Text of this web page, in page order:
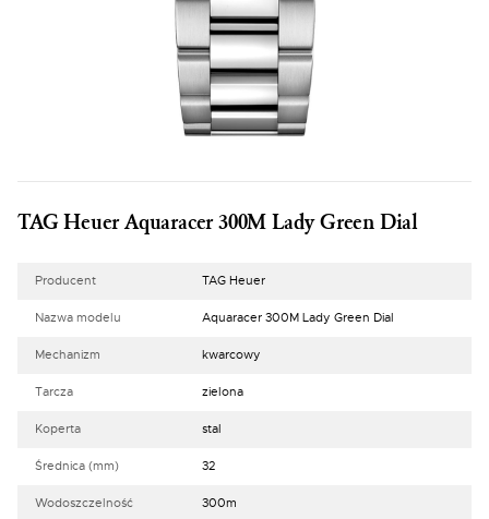
TAG Heuer Aquaracer 300M Lady Green Dial
Producent TAG Heuer
Nazwa modelu Aquaracer 300M Lady Green Dial
Mechanizm kwarcowy
Tarcza zielona
Koperta stal
Średnica (mm) 32
Wodoszczelność 300m